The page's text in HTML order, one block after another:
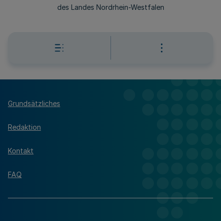
des Landes Nordrhein-Westfalen
Grundsätzliches
Redaktion
Kontakt
FAQ